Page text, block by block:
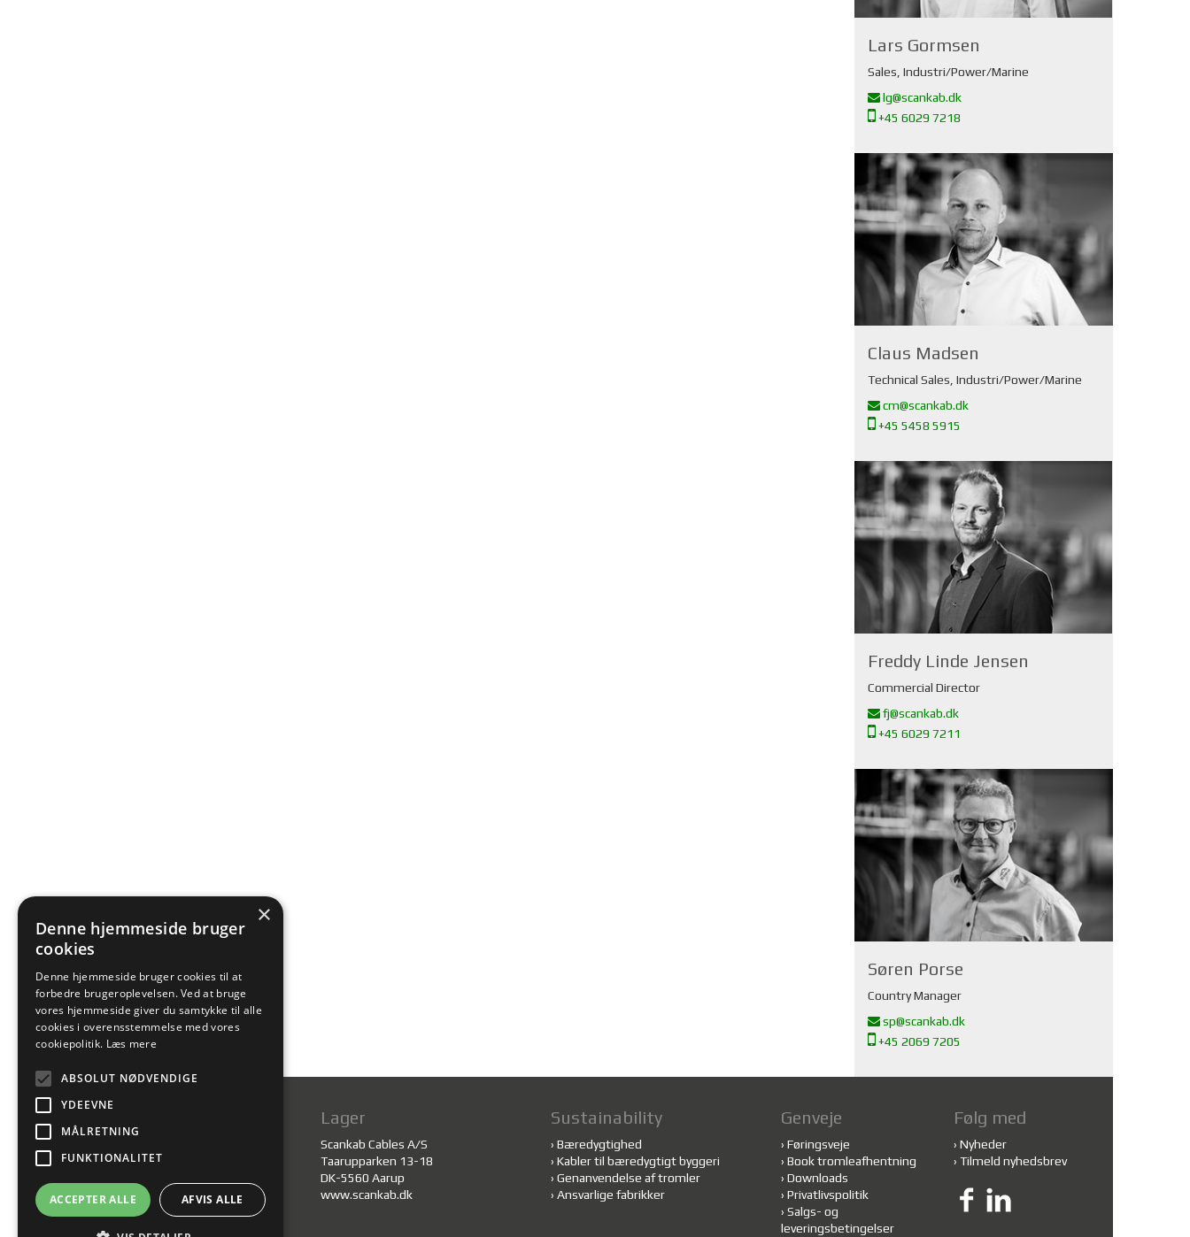
Lars Gormsen
Sales, Industri/Power/Marine
lg@scankab.dk
+45 6029 7218
Claus Madsen
Technical Sales, Industri/Power/Marine
cm@scankab.dk
+45 5458 5915
Freddy Linde Jensen
Commercial Director
fj@scankab.dk
+45 6029 7211
Søren Porse
Country Manager
sp@scankab.dk
+45 2069 7205
Taarupparken 13
www.scankab.dk
Lager
Scankab Cables A/S
Taarupparken 13-18
DK-5560 Aarup
www.scankab.dk
Sustainability
› Bæredygtighed
› Kabler til bæredygtigt byggeri
› Genanvendelse af tromler
› Ansvarlige fabrikker
Genveje
› Føringsveje
› Book tromleafhentning
› Downloads
› Privatlivspolitik
› Salgs- og
leveringsbetingelser
Følg med
› Nyheder
› Tilmeld nyhedsbrev
×
Denne hjemmeside bruger
cookies
Denne hjemmeside bruger cookies til at
forbedre brugeroplevelsen. Ved at bruge
vores hjemmeside giver du samtykke til alle
cookies i overensstemmelse med vores
cookiepolitik. Læs mere
ABSOLUT NØDVENDIGE
YDEEVNE
MÅLRETNING
FUNKTIONALITET
ACCEPTER ALLE AFVIS ALLE